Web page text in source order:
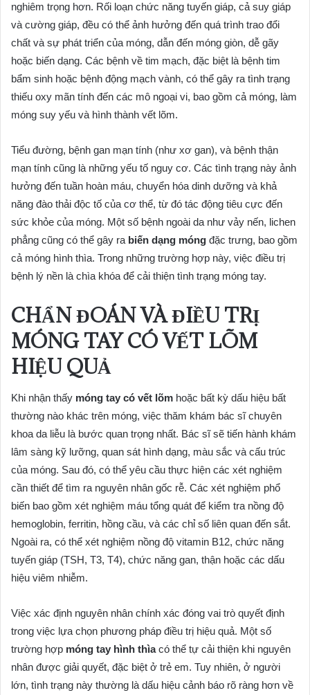
nghiêm trọng hơn. Rối loạn chức năng tuyến giáp, cả suy giáp
và cường giáp, đều có thể ảnh hưởng đến quá trình trao đổi
chất và sự phát triển của móng, dẫn đến móng giòn, dễ gãy
hoặc biến dạng. Các bệnh về tim mạch, đặc biệt là bệnh tim
bẩm sinh hoặc bệnh động mạch vành, có thể gây ra tình trạng
thiếu oxy mãn tính đến các mô ngoại vi, bao gồm cả móng, làm
móng suy yếu và hình thành vết lõm.
Tiểu đường, bệnh gan mạn tính (như xơ gan), và bệnh thận
mạn tính cũng là những yếu tố nguy cơ. Các tình trạng này ảnh
hưởng đến tuần hoàn máu, chuyển hóa dinh dưỡng và khả
năng đào thải độc tố của cơ thể, từ đó tác động tiêu cực đến
sức khỏe của móng. Một số bệnh ngoài da như vảy nến, lichen
phẳng cũng có thể gây ra biến dạng móng đặc trưng, bao gồm
cả móng hình thìa. Trong những trường hợp này, việc điều trị
bệnh lý nền là chìa khóa để cải thiện tình trạng móng tay.
CHẨN ĐOÁN VÀ ĐIỀU TRỊ
MÓNG TAY CÓ VẾT LÕM
HIỆU QUẢ
Khi nhận thấy móng tay có vết lõm hoặc bất kỳ dấu hiệu bất
thường nào khác trên móng, việc thăm khám bác sĩ chuyên
khoa da liễu là bước quan trọng nhất. Bác sĩ sẽ tiến hành khám
lâm sàng kỹ lưỡng, quan sát hình dạng, màu sắc và cấu trúc
của móng. Sau đó, có thể yêu cầu thực hiện các xét nghiệm
cần thiết để tìm ra nguyên nhân gốc rễ. Các xét nghiệm phổ
biến bao gồm xét nghiệm máu tổng quát để kiểm tra nồng độ
hemoglobin, ferritin, hồng cầu, và các chỉ số liên quan đến sắt.
Ngoài ra, có thể xét nghiệm nồng độ vitamin B12, chức năng
tuyến giáp (TSH, T3, T4), chức năng gan, thận hoặc các dấu
hiệu viêm nhiễm.
Việc xác định nguyên nhân chính xác đóng vai trò quyết định
trong việc lựa chọn phương pháp điều trị hiệu quả. Một số
trường hợp móng tay hình thìacó thể tự cải thiện khi nguyên
nhân được giải quyết, đặc biệt ở trẻ em. Tuy nhiên, ở người
lớn, tình trạng này thường là dấu hiệu cảnh báo rõ ràng hơn về